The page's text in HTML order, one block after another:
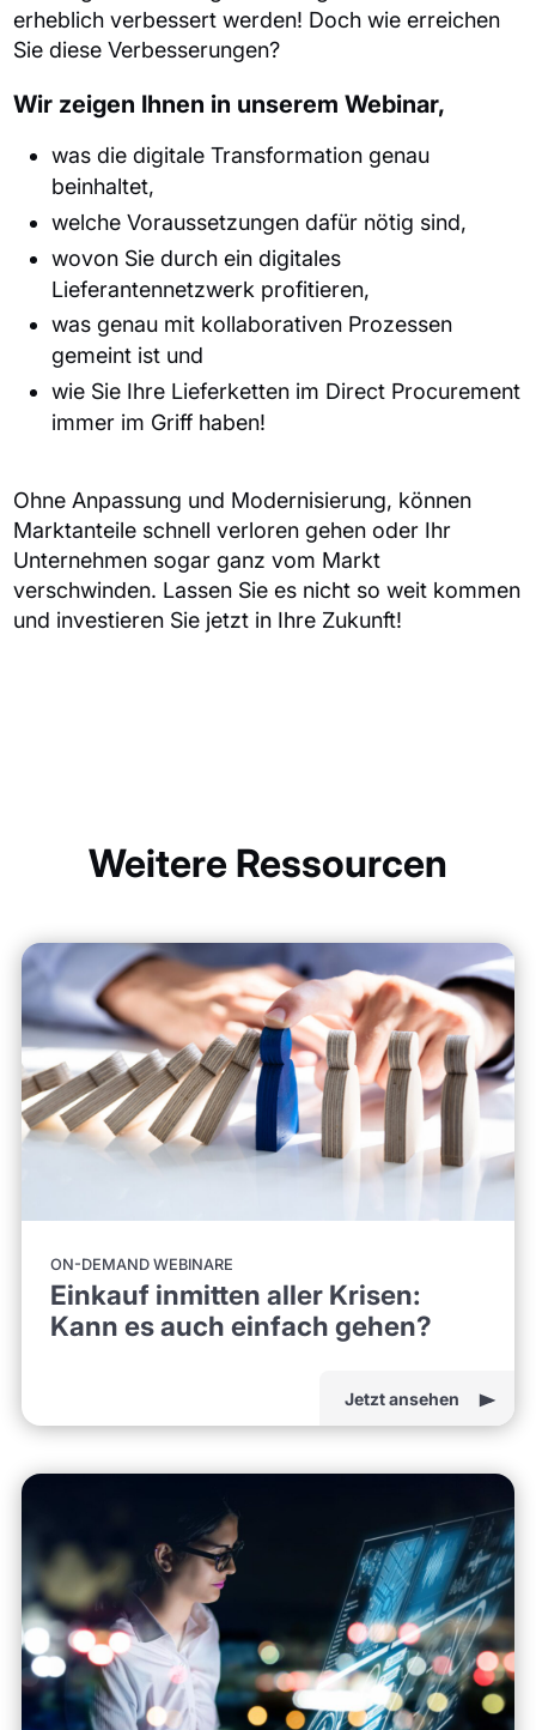
erheblich verbessert werden! Doch wie erreichen
Sie diese Verbesserungen?
Wir zeigen Ihnen in unserem Webinar,
was die digitale Transformation genau
beinhaltet,
welche Voraussetzungen dafür nötig sind,
wovon Sie durch ein digitales
Lieferantennetzwerk profitieren,
was genau mit kollaborativen Prozessen
gemeint ist und
wie Sie Ihre Lieferketten im Direct Procurement
immer im Griff haben!
Ohne Anpassung und Modernisierung, können
Marktanteile schnell verloren gehen oder Ihr
Unternehmen sogar ganz vom Markt
verschwinden. Lassen Sie es nicht so weit kommen
und investieren Sie jetzt in Ihre Zukunft!
Weitere Ressourcen
ON-DEMAND WEBINARE
Einkauf inmitten aller Krisen:
Kann es auch einfach gehen?
Jetzt ansehen